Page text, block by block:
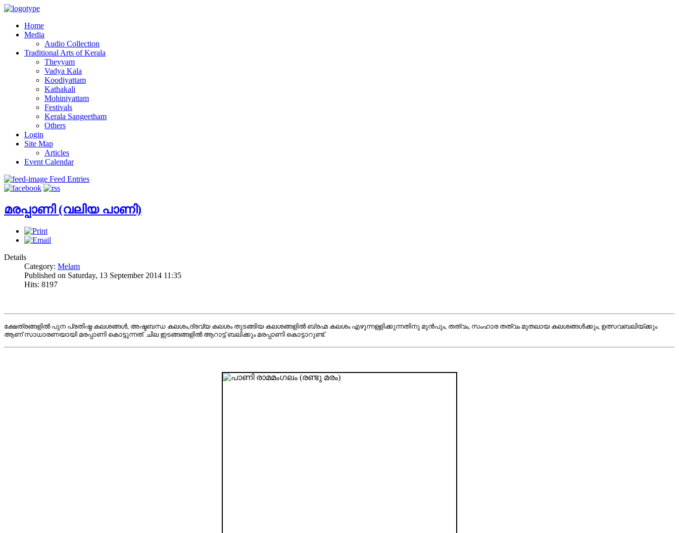
Home
Media
Audio Collection
Traditional Arts of Kerala
Theyyam
Vadya Kala
Koodiyattam
Kathakali
Mohiniyattam
Festivals
Kerala Sangeetham
Others
Login
Site Map
Articles
Event Calendar
Feed Entries
മരപ്പാണി (വലിയ പാണി)
Details
Category: Melam
Published on Saturday, 13 September 2014 11:35
Hits: 8197
ക്ഷേത്രങ്ങളിൽ പുന പ്രതിഷ്ഠ കലശങ്ങള്‍, അഷ്ടബന്ധ കലശം,ദ്രവ്യ കലശം തുടങ്ങിയ കലശങ്ങളിൽ ബ്രഹ്മ കലശം എഴുന്നള്ളിക്കുന്നതിനു മുൻപും, തത്വം, സംഹാര തത്വം മുതലായ കലശങ്ങള്‍ക്കും, ഉത്സവബലിയ്ക്കും
ആണ് സാധാരണയായി മരപ്പാണി കൊട്ടുന്നത്. ചില ഇടങ്ങങ്ങളില്‍ ആറാട്ട് ബലിക്കും മരപ്പാണി കൊട്ടാറുണ്ട്.